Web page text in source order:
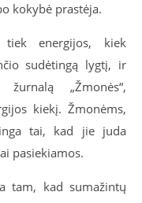
kokybė prastėja.
tiek energijos, kiek
sudėtingą lygtį, ir
„Žmonės“,
kiekį. Žmonėms,
tai, kad jie juda
pasiekiamos.
tam, kad sumažintų